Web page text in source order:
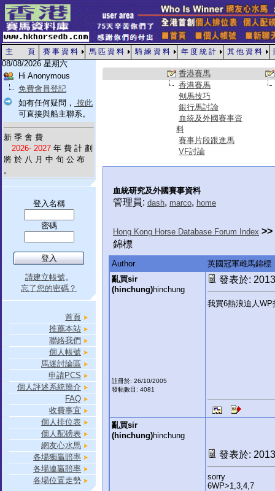
主 頁 賽 事 資 料 馬 匹 資 料 騎 練 資 料 年 度 統 計 其 他 資 料
08/08/2026 星期六
Hi Anonymous
免費會員登記
如有任何疑問， 按此
可直接與船主聯系。
新 季 會 費
2026- 2027 年 費 計 劃
將 於 八 月 中 旬 公 布
。
登入名稱
密碼
請建立帳號。
忘了您的密碼？
首頁
推薦本站
聯絡我們
個人帳號
馬迷討論區
申請PCS
個人評述系統簡介
FAQ
收費事宜
個人排位表
個人配磅表
網友心水馬
各場獨贏賠率
各場連贏賠率
各場位置走勢
香港賽馬
香港賽馬
刨馬技巧
銀行馬討論
血統及外國賽事資
料
賽事片段跟進馬
VF討論
血統研究及外國賽事資料
管理員: dash, marco, home
Hong Kong Horse Database Forum Index >>
錦標
Author
英國冠軍雌馬錦標
亂買sir
(hinchung)hinchung
註冊於: 26/10/2005
發帖數目: 4081
發表於:
我買6熱浪迫人
亂買sir
(hinchung)hinchung
發表於:
sorry
6WP>1,3,4,7